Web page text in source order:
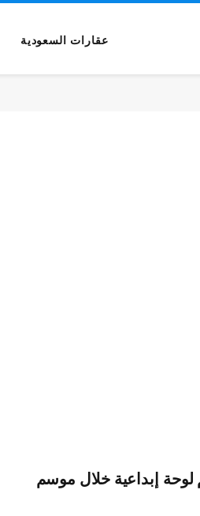
عقارات السعودية
إبداعية خلال موسم